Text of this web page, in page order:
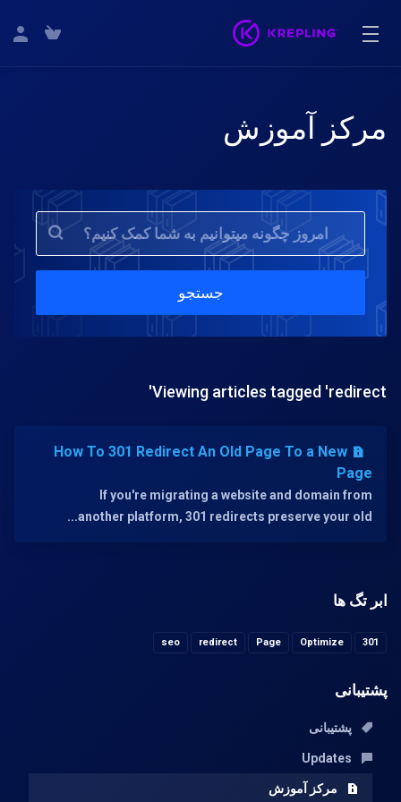
مرکز آموزش
جستجو
Viewing articles tagged 'redirect'
How To 301 Redirect An Old Page To a New
Page
If you're migrating a website and domain from
another platform, 301 redirects preserve your old...
ابر تگ ها
301
Optimize
Page
redirect
seo
پشتیبانی
پشتیبانی
مرکز آموزش